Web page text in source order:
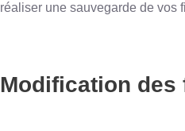
réaliser une sauvegarde de vos
Modification des